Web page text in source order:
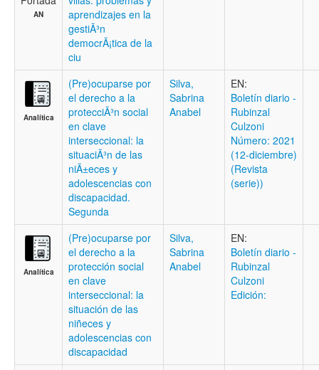
AN
aprendizajes en la
gestiÃ³n
democrÃ¡tica de la
ciu
Analítica
(Pre)ocuparse por
el derecho a la
protecciÃ³n social
en clave
interseccional: la
situaciÃ³n de las
niÃ±eces y
adolescencias con
discapacidad.
Segunda
Silva,
Sabrina
Anabel
EN:
Boletí­n diario -
Rubinzal
Culzoni
Número: 2021
(12-diciembre)
(Revista
(serie))
Analítica
(Pre)ocuparse por
el derecho a la
protección social
en clave
interseccional: la
situación de las
niñeces y
adolescencias con
discapacidad
Silva,
Sabrina
Anabel
EN:
Boletí­n diario -
Rubinzal
Culzoni
Edición: